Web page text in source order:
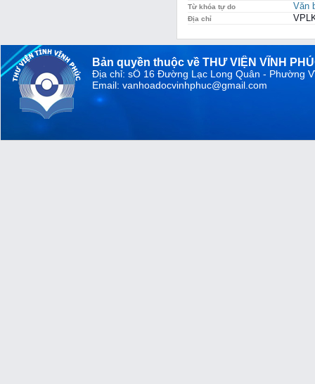
Từ khóa tự do Văn
Địa chỉ
Bản quyền thuộc về THƯ VIỆN VĨNH
Địa chỉ: sỐ 16 Đường Lạc Long Quân - Phường
Email: vanhoadocvinhphuc@gmail.com